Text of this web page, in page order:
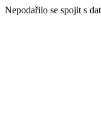
Nepodařilo se spojit s